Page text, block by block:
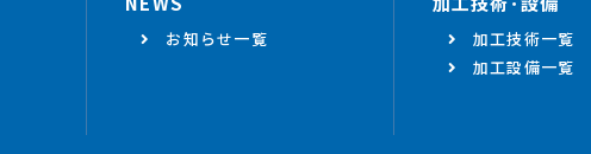
お知らせ一覧
加工技術一覧
加工設備一覧